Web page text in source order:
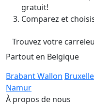
gratuit!
Comparez et
Trouvez votre
Partout en Belgique
Brabant Wallon
Namur
À propos de nous